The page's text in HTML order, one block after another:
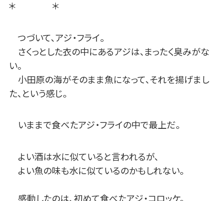
＊ ＊
つづいて、アジ・フライ。
さくっとした衣の中にあるアジは、まったく臭みがな
い。
小田原の海がそのまま魚になって、それを揚げまし
た、という感じ。
いままで食べたアジ・フライの中で最上だ。
よい酒は水に似ていると言われるが、
よい魚の味も水に似ているのかもしれない。
感動したのは、初めて食べたアジ・コロッケ。